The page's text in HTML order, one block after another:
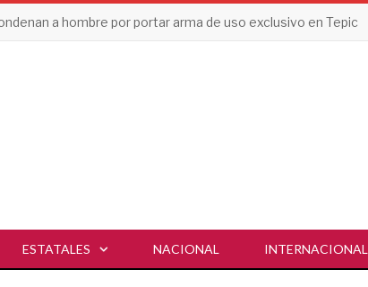
a hombre por portar arma de uso exclusivo en Tepic
ESTATALES NACIONAL INTERNACIONAL